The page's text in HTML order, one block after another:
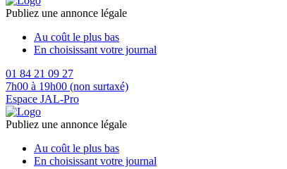
Publiez une annonce légale
Au coût le plus bas
En choisissant votre journal
01 84 21 09 27
7h00 à 19h00 (non surtaxé)
Espace JAL-Pro
Publiez une annonce légale
Au coût le plus bas
En choisissant votre journal